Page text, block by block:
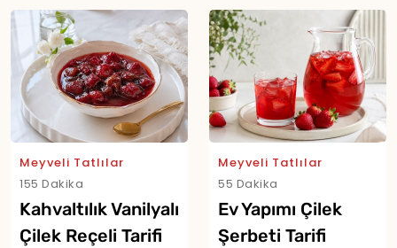
Meyveli Tatlılar
155 Dakika
Kahvaltılık Vanilyalı
Çilek Reçeli Tarifi
Meyveli Tatlılar
55 Dakika
Ev Yapımı Çilek
Şerbeti Tarifi